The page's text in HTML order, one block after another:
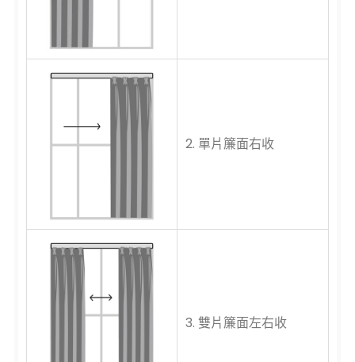
2. 單片簾面右收
3. 雙片簾面左右收